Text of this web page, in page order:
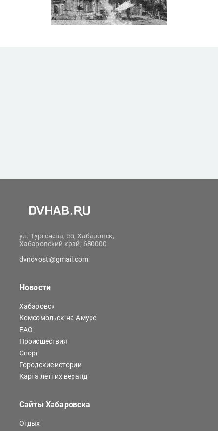
ул. Тургенева, 55, Хабаровск,
Хабаровский край, 680000
dvnovosti@gmail.com
Новости
Хабаровск
Комсомольск-на-Амуре
ЕАО
Происшествия
Спорт
Городские истории
Карта летних веранд
Сайты Хабаровска
Отдых